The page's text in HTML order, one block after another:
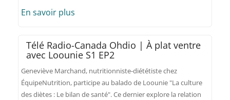
En savoir plus
Télé Radio-Canada Ohdio | À plat ventre
avec Loounie S1 EP2
Geneviève Marchand, nutritionniste-diététiste chez
ÉquipeNutrition, participe au balado de Loounie "La culture
des diètes : Le bilan de santé". Ce dernier explore la relation